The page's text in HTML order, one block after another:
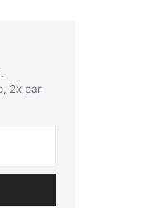
2x par